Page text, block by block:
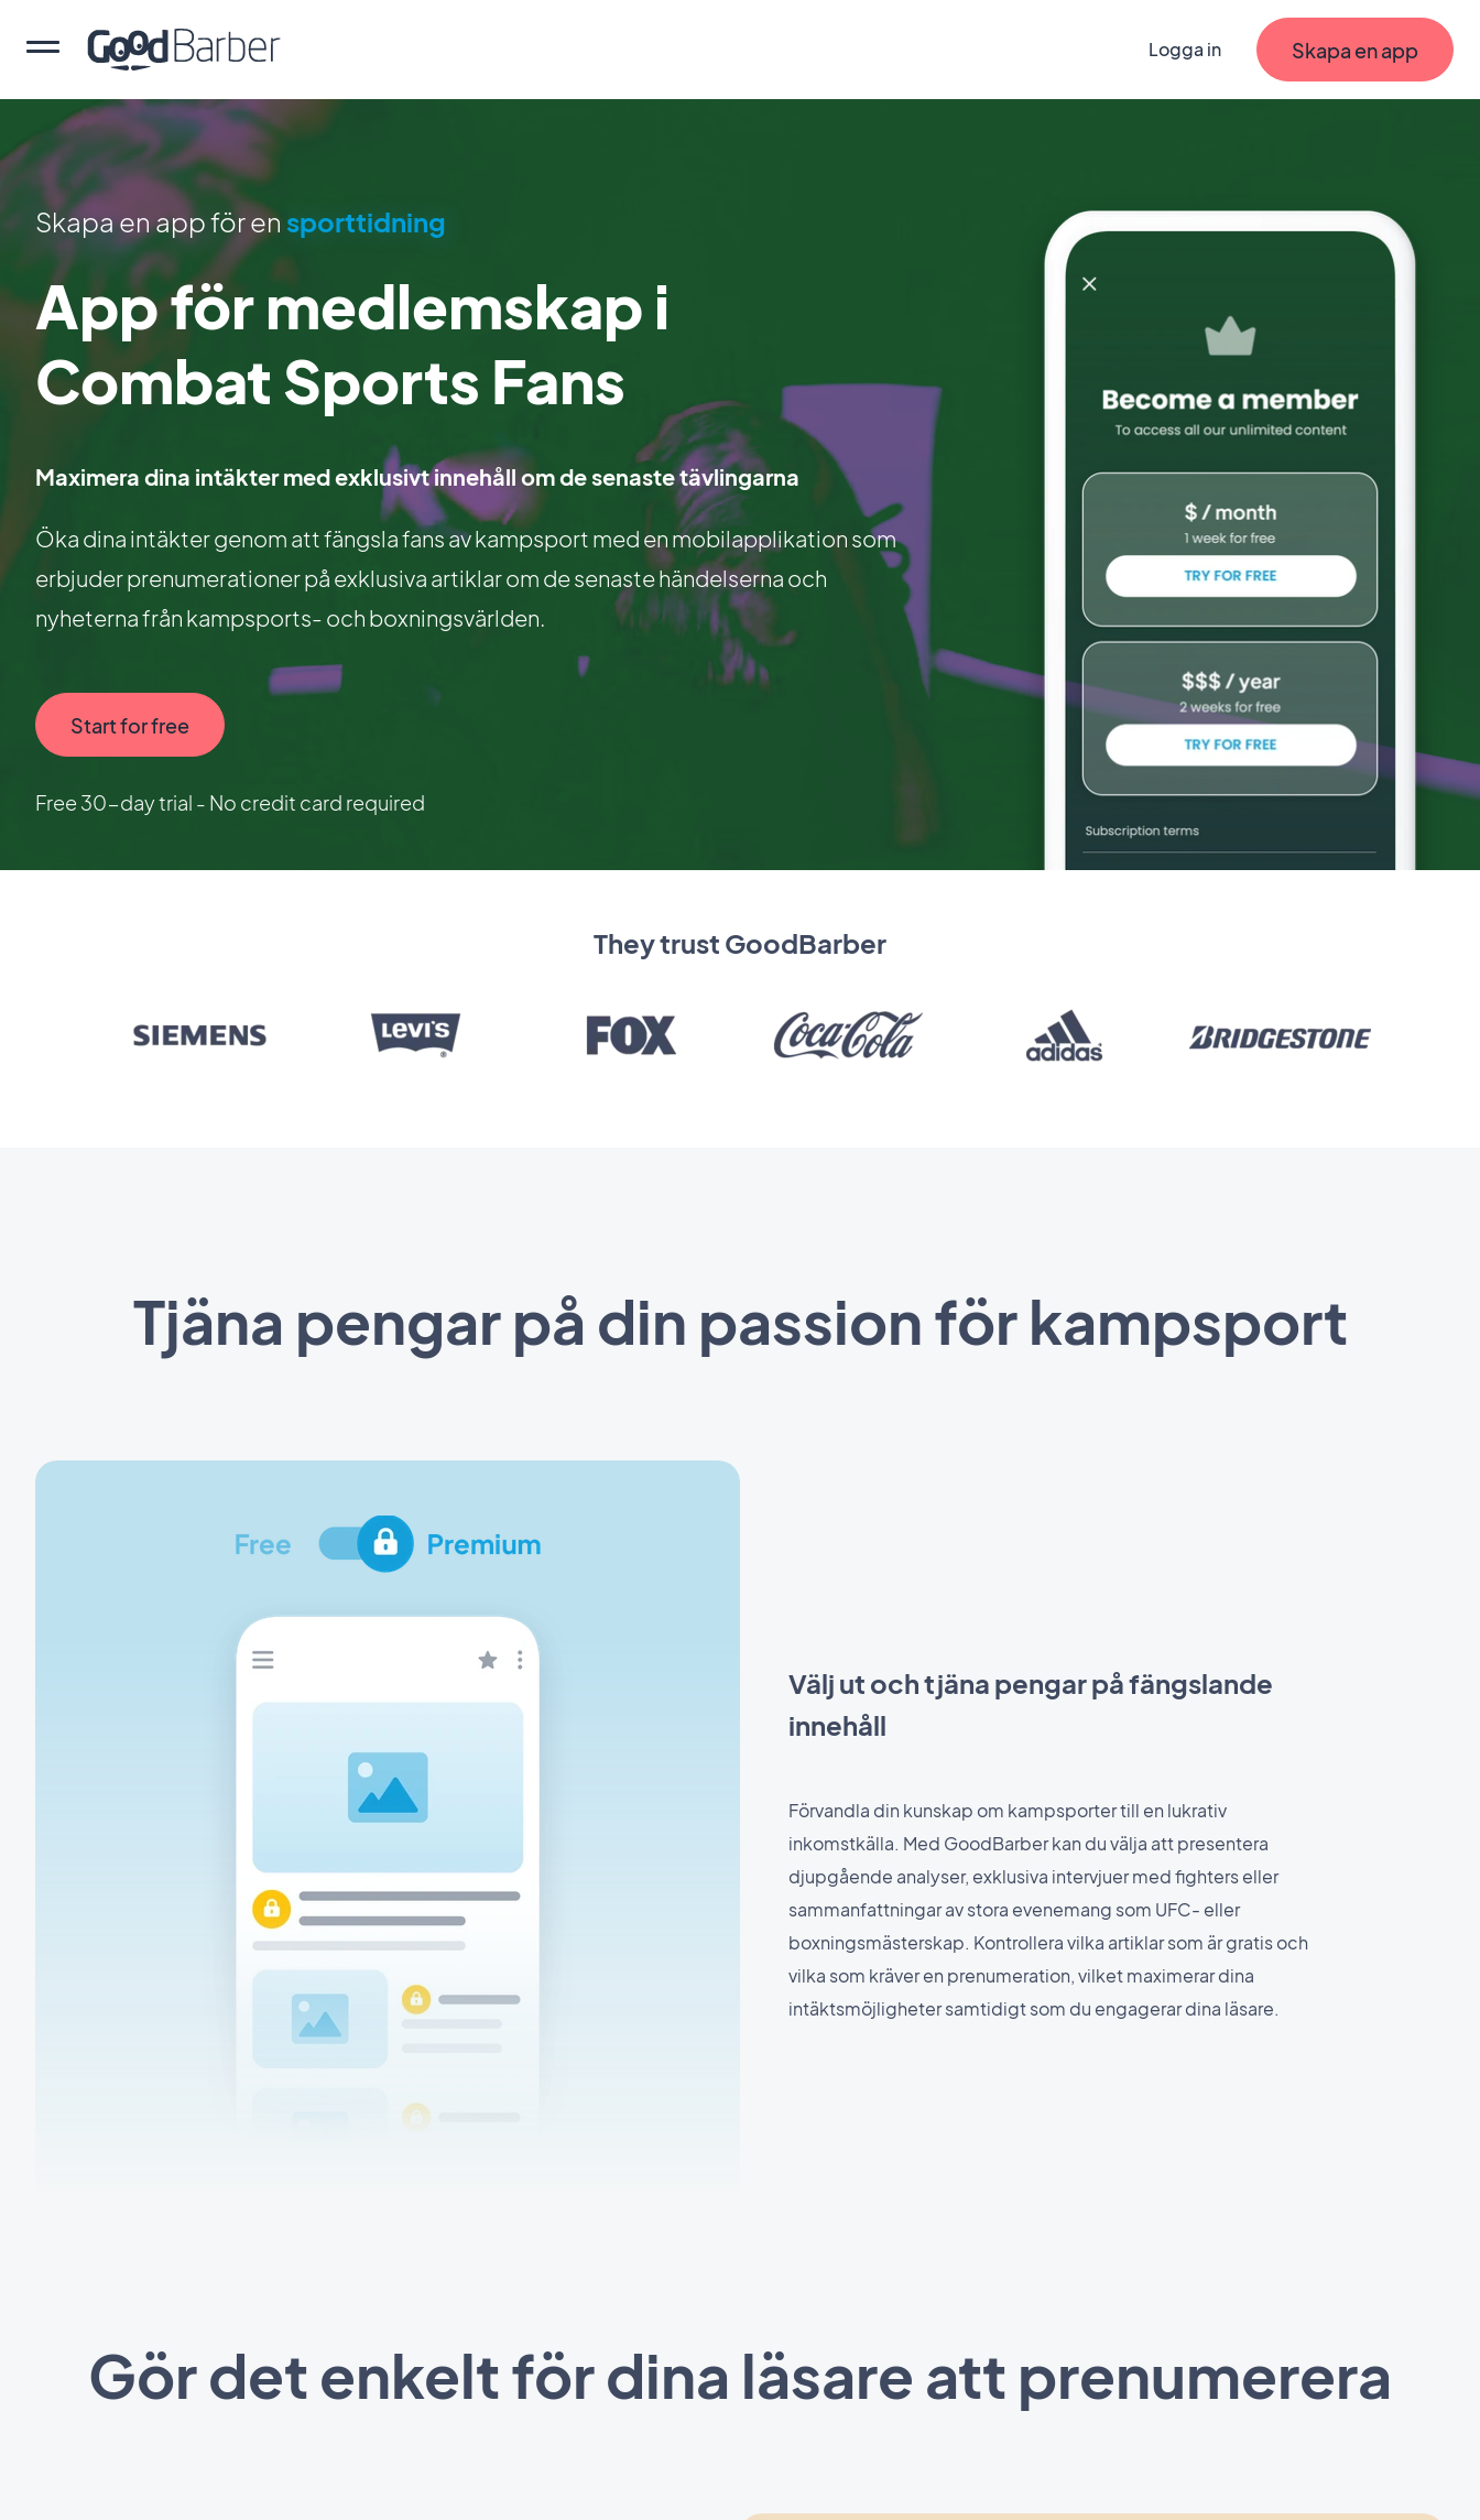
Logga in Skapa en app
Skapa en app för en sporttidning
App för medlemskap i
Combat Sports Fans
Maximera dina intäkter med exklusivt innehåll om de senaste tävlingarna
Öka dina intäkter genom att fängsla fans av kampsport med en mobilapplikation som
erbjuder prenumerationer på exklusiva artiklar om de senaste händelserna och
nyheterna från kampsports- och boxningsvärlden.
Start for free
Free 30-day trial - No credit card required
They trust GoodBarber
Tjäna pengar på din passion för kampsport
Välj ut och tjäna pengar på fängslande
innehåll
Förvandla din kunskap om kampsporter till en lukrativ
inkomstkälla. Med GoodBarber kan du välja att presentera
djupgående analyser, exklusiva intervjuer med fighters eller
sammanfattningar av stora evenemang som UFC- eller
boxningsmästerskap. Kontrollera vilka artiklar som är gratis och
vilka som kräver en prenumeration, vilket maximerar dina
intäktsmöjligheter samtidigt som du engagerar dina läsare.
Gör det enkelt för dina läsare att prenumerera